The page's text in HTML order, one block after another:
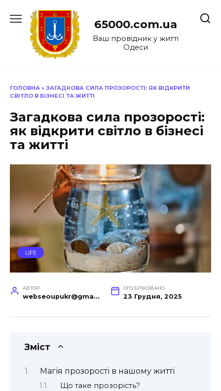
до
65000.com.ua
Ваш провідник у житті
Одеси
ГОЛОВНА » ЗАГАДКОВА СИЛА ПРОЗОРОСТІ: ЯК ВІДКРИТИ
СВІТЛО В БІЗНЕСІ ТА ЖИТТІ
Загадкова сила прозорості:
як відкрити світло в бізнесі
та житті
LIFE
АВТОР
webseoupukr@gmail.com
ОПУБЛІКОВАНО
23 Грудня, 2025
Зміст
Магія прозорості в нашому житті
Що таке прозорість?